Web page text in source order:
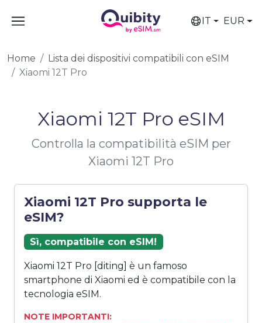
IT EUR
Home
Lista dei dispositivi compatibili con eSIM
Xiaomi 12T Pro
Xiaomi 12T Pro eSIM
Controlla la compatibilità eSIM per
Xiaomi 12T Pro
Xiaomi 12T Pro supporta le
eSIM?
Sì, compatibile con eSIM!
Xiaomi 12T Pro [diting] è un famoso
smartphone di Xiaomi ed è compatibile con la
tecnologia eSIM.
NOTE IMPORTANTI: